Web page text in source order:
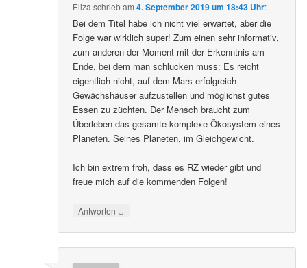
Eliza schriebam4. September 2019 um 18:43 Uhr:
Bei dem Titel habe ich nicht viel erwartet, aber die
Folge war wirklich super! Zum einen sehr informativ,
zum anderen der Moment mit der Erkenntnis am
Ende, bei dem man schlucken muss: Es reicht
eigentlich nicht, auf dem Mars erfolgreich
Gewächshäuser aufzustellen und möglichst gutes
Essen zu züchten. Der Mensch braucht zum
Überleben das gesamte komplexe Ökosystem eines
Planeten. Seines Planeten, im Gleichgewicht.
Ich bin extrem froh, dass es RZ wieder gibt und
freue mich auf die kommenden Folgen!
Antworten ↓